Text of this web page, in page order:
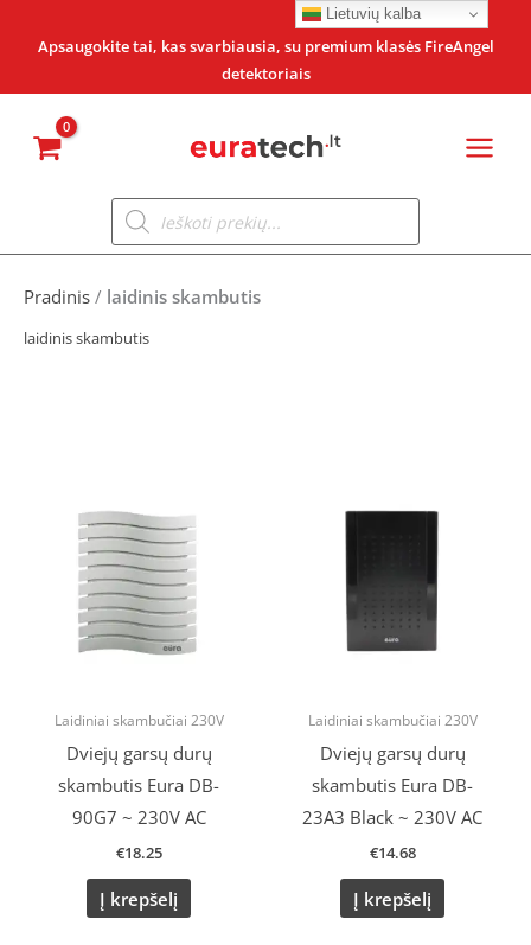
Apsaugokite tai, kas svarbiausia, su premium klasės FireAngel
detektoriais
Products
search
Pradinis / laidinis skambutis
laidinis skambutis
Laidiniai skambučiai 230V
Dviejų garsų durų
skambutis Eura DB-
90G7 ~ 230V AC
€18.25
Į krepšelį
Laidiniai skambučiai 230V
Dviejų garsų durų
skambutis Eura DB-
23A3 Black ~ 230V AC
€14.68
Į krepšelį
Lietuvių kalba